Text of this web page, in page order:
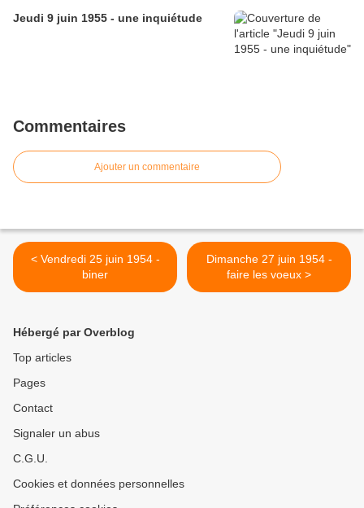
Jeudi 9 juin 1955 - une inquiétude
Commentaires
Ajouter un commentaire
< Vendredi 25 juin 1954 -
biner
Dimanche 27 juin 1954 -
faire les voeux >
Hébergé par Overblog
Top articles
Pages
Contact
Signaler un abus
C.G.U.
Cookies et données personnelles